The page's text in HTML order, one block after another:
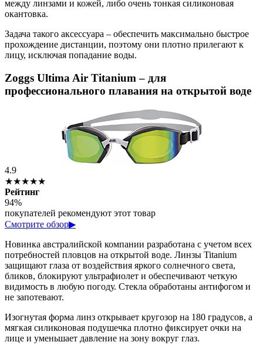
между линзами и кожей, либо очень тонкая силиконовая
окантовка.
Задача такого аксессуара – обеспечить максимально быстрое
прохождение дистанции, поэтому они плотно прилегают к
лицу, исключая попадание воды.
Zoggs Ultima Air Titanium – для
профессионального плавания на открытой воде
4.9
★★★★★
Рейтинг
94%
покупателей рекомендуют этот товар
Смотрите обзор▶
Новинка австралийской компании разработана с учетом всех
потребностей пловцов на открытой воде. Линзы Titanium
защищают глаза от воздействия яркого солнечного света,
бликов, блокируют ультрафиолет и обеспечивают четкую
видимость в любую погоду. Стекла обработаны антифогом и
не запотевают.
Изогнутая форма линз открывает кругозор на 180 градусов, а
мягкая силиконовая подушечка плотно фиксирует очки на
лице и уменьшает давление на зону вокруг глаз.